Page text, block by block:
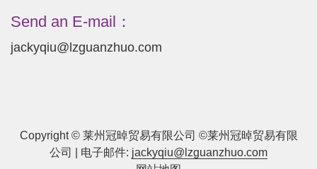
Send an E-mail：
jackyqiu@lzguanzhuo.com
Copyright © 莱州冠晫贸易有限公司 ©莱州冠晫贸易有限
公司 | 电子邮件: jackyqiu@lzguanzhuo.com